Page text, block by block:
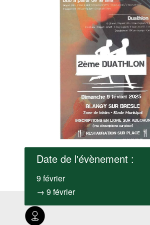
Date de l'évènement :
9 février
→ 9 février